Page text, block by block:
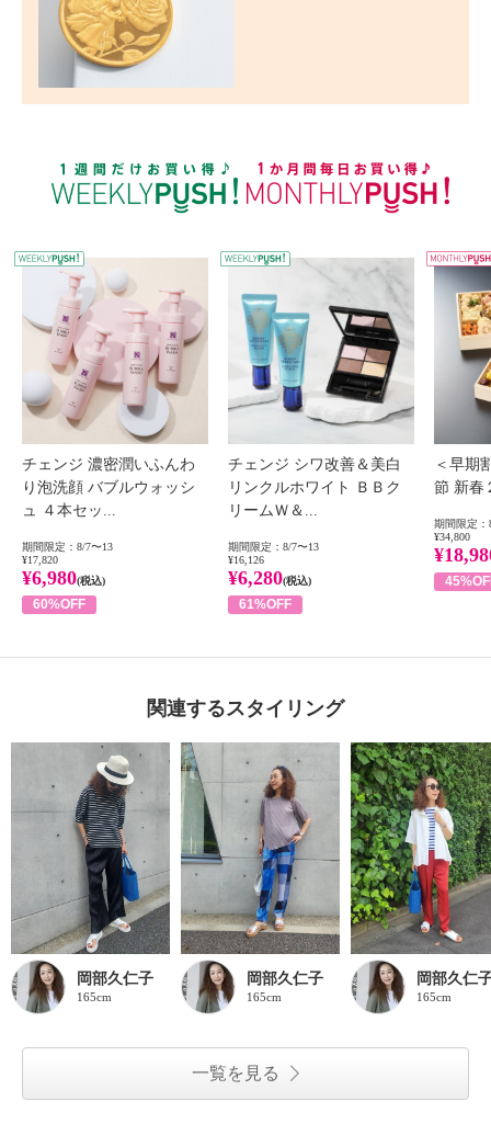
WEEKLY PUSH
チェンジ 濃密潤いふんわ
り泡洗顔 バブルウォッシ
ュ ４本セッ...
期間限定：8/7〜13
¥17,820
¥6,980(税込)
60%OFF
チェンジ シワ改善＆美白
リンクルホワイト ＢＢク
リームＷ＆...
期間限定：8/7〜13
¥16,126
¥6,280(税込)
61%OFF
＜早期
節 新春
期間限定：
¥34,800
関連するスタイリング
岡部久仁子
165cm
岡部久仁子
165cm
岡部久仁
165cm
一覧を見る